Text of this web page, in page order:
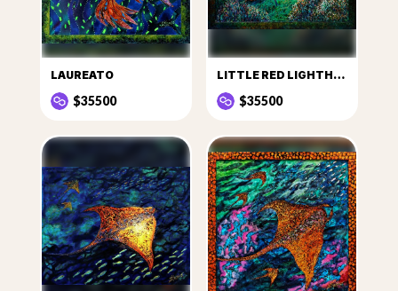
LAUREATO
$35500
LITTLE RED LIGHTHOUSE
$35500